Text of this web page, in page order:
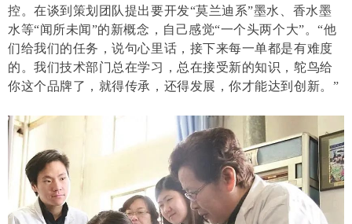
控。在谈到策划团队提出要开发“莫兰迪系”墨水、香水墨
水等“闻所未闻”的新概念，自己感觉“一个头两个大”。“他
们给我们的任务，说句心里话，接下来每一单都是有难度
的。我们技术部门总在学习，总在接受新的知识，鸵鸟给
你这个品牌了，就得传承，还得发展，你才能达到创新。”